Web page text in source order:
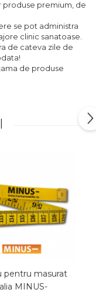
produse premium, de
se pot administra
clinic sanatoase.
de cateva zile de
de produse
pentru masurat
MINUS-